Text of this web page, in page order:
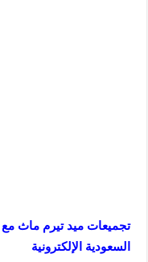
السعودية الإلكترونية